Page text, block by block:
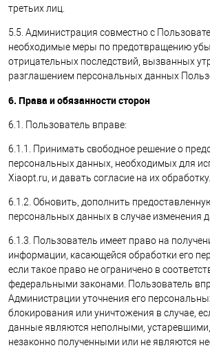
третьих лиц.
5.5. Администрация совместно с
необходимые меры по предотвращению
отрицательных последствий, вызванных
разглашением персональных данных
6. Права и обязанности сторон
6.1. Пользователь вправе:
6.1.1. Принимать свободное решение о
персональных данных, необходимых для
Xiaopt.ru, и давать согласие на их обработку.
6.1.2. Обновить, дополнить
персональных данных в случае изменения
6.1.3. Пользователь имеет право на
информации, касающейся обработки его
если такое право не ограничено в
федеральными законами. Пользователь
Администрации уточнения его
блокирования или уничтожения в случае,
данные являются неполными,
незаконно полученными или не являются